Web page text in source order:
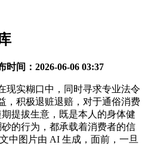
时间： 2026-06-06 03:37
实糊口中，同时寻求专业法令
，积极退赃退赔，对于通俗消费
提拔生意，既是本人的身体健
的行为，都承载着消费者的信
中图片由 AI 生成，面前，一旦